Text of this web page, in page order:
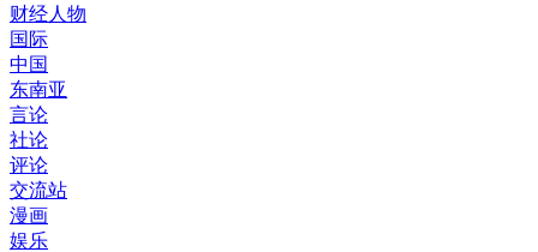
财经人物
国际
中国
东南亚
言论
社论
评论
交流站
漫画
娱乐